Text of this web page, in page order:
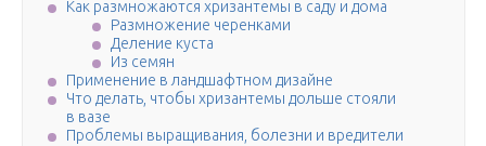
Как размножаются хризантемы в саду и дома
Размножение черенками
Деление куста
Из семян
Применение в ландшафтном дизайне
Что делать, чтобы хризантемы дольше стояли
в вазе
Проблемы выращивания, болезни и вредители